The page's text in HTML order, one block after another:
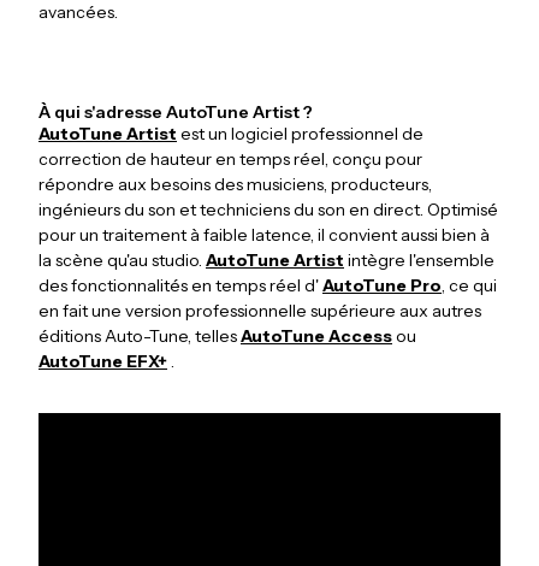
avancées.
À qui s'adresse AutoTune Artist ?
AutoTune Artist est un logiciel professionnel de
correction de hauteur en temps réel, conçu pour
répondre aux besoins des musiciens, producteurs,
ingénieurs du son et techniciens du son en direct. Optimisé
pour un traitement à faible latence, il convient aussi bien à
la scène qu'au studio. AutoTune Artist intègre l'ensemble
des fonctionnalités en temps réel d'AutoTune Pro, ce qui
en fait une version professionnelle supérieure aux autres
éditions Auto-Tune, tellesAutoTune Accessou
AutoTune EFX+.